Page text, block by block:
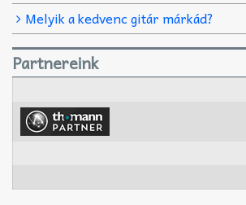
Melyik a kedvenc gitár márkád?
Partnereink